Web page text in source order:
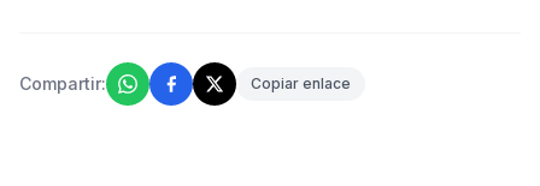
Compartir: Copiar enlace